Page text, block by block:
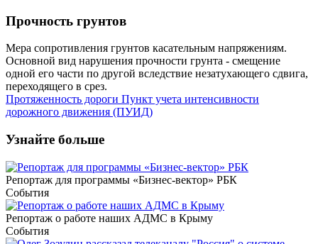
Прочность грунтов
Мера сопротивления грунтов касательным напряжениям.
Основной вид нарушения прочности грунта - смещение
одной его части по другой вследствие незатухающего сдвига,
переходящего в срез.
Протяженность дороги Пункт учета интенсивности
дорожного движения (ПУИД)
Узнайте больше
Репортаж для программы «Бизнес-вектор» РБК
События
Репортаж о работе наших АДМС в Крыму
События